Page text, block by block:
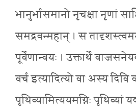
भानुर्भासमानो नृचक्षा नृणां
समद्रवन्महान् । स
पूर्वेणान्वयः । उक्तार्थे
वर्च इत्यादित्यो वा अस्य दिवि
पृथिव्यामित्ययमग्निः पृथिव्यां